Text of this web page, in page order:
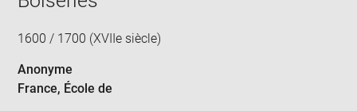
1600 / 1700 (XVIIe siècle)
Anonyme
France, École de